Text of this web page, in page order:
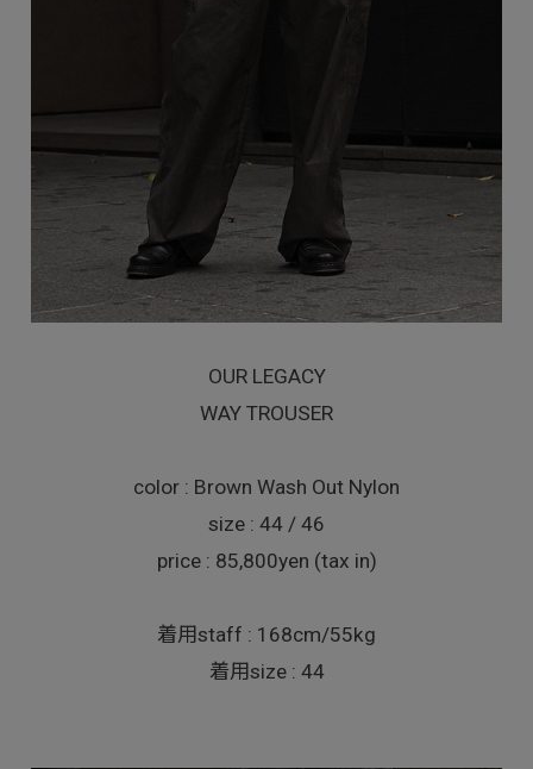
OUR LEGACY
WAY TROUSER
color : Brown Wash Out Nylon
size : 44 / 46
price : 85,800yen (tax in)
着用staff : 168cm/55kg
着用size : 44